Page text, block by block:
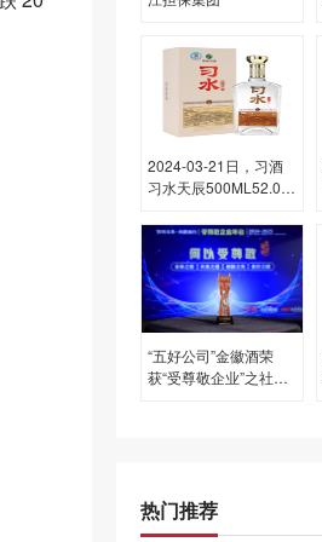
2024-03-21日，习酒
习水天辰500ML52.00
呢？
“五好公司”金徽酒荣
获“受尊敬企业”之社会
热门推荐